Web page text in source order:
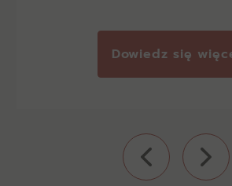
Dowiedz się